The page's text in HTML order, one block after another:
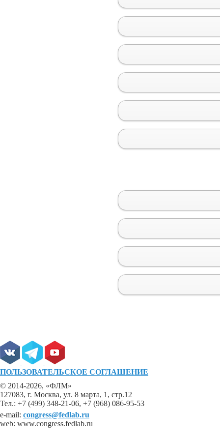
ПОЛЬЗОВАТЕЛЬСКОЕ СОГЛАШЕНИЕ
© 2014-2026, «ФЛМ»
127083, г. Москва, ул. 8 марта, 1, стр.12
Тел.: +7 (499) 348-21-06, +7 (968) 086-95-53
e-mail: congress@fedlab.ru
web: www.congress.fedlab.ru